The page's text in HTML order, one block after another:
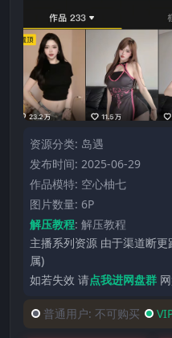
资源分类: 岛遇
发布时间: 2025-06-29
作品模特: 空心柚七
图片数量: 6P
解压教程: 解压教程
主播系列资源 由于渠道断
属)
如若失效 请点我进网盘群
普通用户: 不可购买